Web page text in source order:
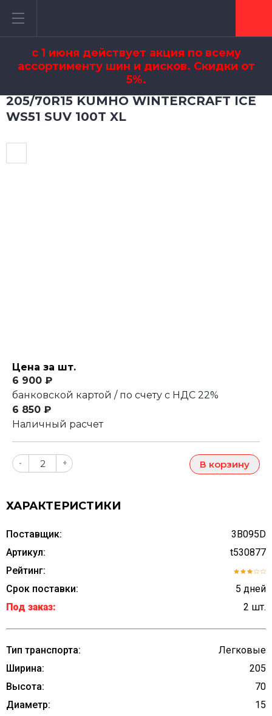
с 1 июня действует акция по всему
ассортименту шин и дисков. Скидки от
5%.
205/70R15 KUMHO WINTERCRAFT ICE
WS51 SUV 100T XL
ХАРАКТЕРИСТИКИ
Поставщик:
3B095D
Артикул:
t530877
Рейтинг:
Срок поставки:
5 дней
Под заказ:
2 шт.
Тип транспорта:
Легковые
Ширина:
205
Высота:
70
Диаметр:
15
Цена за шт.
6 900 ₽
банковской картой / по счету с НДС 22%
6 850 ₽
Наличный расчет
- + В корзину